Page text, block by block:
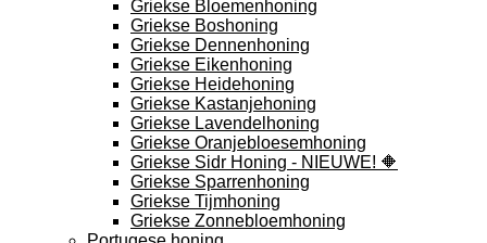
Griekse Bloemenhoning
Griekse Boshoning
Griekse Dennenhoning
Griekse Eikenhoning
Griekse Heidehoning
Griekse Kastanjehoning
Griekse Lavendelhoning
Griekse Oranjebloesemhoning
Griekse Sidr Honing - NIEUWE! 🔶
Griekse Sparrenhoning
Griekse Tijmhoning
Griekse Zonnebloemhoning